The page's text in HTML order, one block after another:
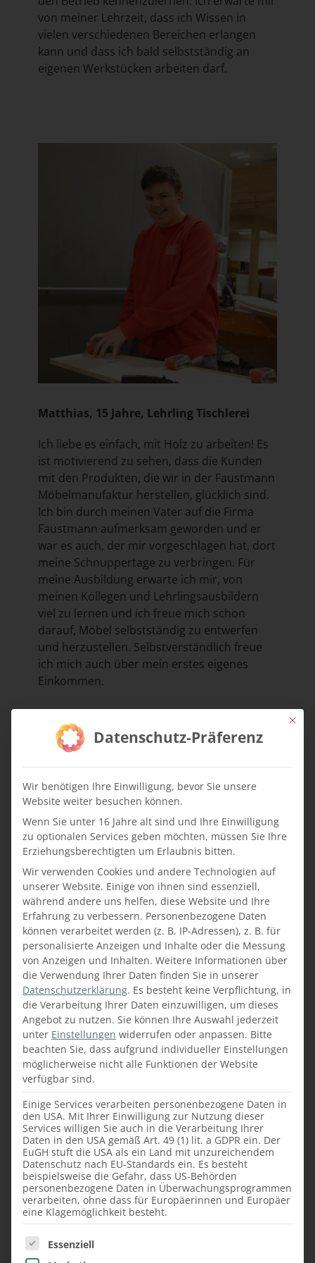
von meiner Lehrzeit, dass ich Wissen in
vielen verschiedenen Bereichen erlangen
kann und dass ich bald selbstständig an
eigenen Werkstücken arbeiten darf.
Matthias, 15 Jahre, Lehrling Tischlerei
Ich liebe es einfach, mit Holz zu arbeiten! Es
ist motivierend zu sehen, dass die Kunden
mit den Produkten, die wir in der Faustmann
Möbelmanufaktur herstellen, glücklich sind.
Ich bin durch meinen Vater auf die Firma
Faustmann aufmerksam geworden und er
war es auch, der mir vorgeschlagen hat, dort
meine Schnuppertage zu verbringen. Für
meine Ausbildung erwarte ich mir, von
meinen Kollegen und Lehrlingsausbildern
viel zu lernen und ich freue mich schon
darauf, Möbel selbstständig zu entwerfen
und herzustellen. Selbstverständlich freue
ich mich auch über mein erstes eigenes
Einkommen.
Fabio, 16 Jahre, Lehrling Tischlerei
Ich habe schon als Kind gerne mit Holz
gearbeitet und möchte alles über die
Verarbeitung von Holz wissen und lernen,
was und wie man mit Holz bauen kann. Auf
die Faustmann Möbelmanufaktur bin ich bei
einer Internetrecherche aufmerksam
geworden. Ich war gleich von der Größe der
Firma beeindruckt und nach den
Schnuppertagen war ich mich sicher, dass
ich die Lehre in der Tischlerei absolvieren
möchte.
Von meiner Lehrzeit erwarte ich, zu lernen,
was man alles mit Holz machen kann und
dass ich bald selbstständig an Werkstücken
Mit
Datenschutz-Präferenz
Wir benötigen Ihre Einwilligung, bevor Sie unsere
Website weiter besuchen können.
Wenn Sie unter 16 Jahre alt sind und Ihre Einwilligung
zu optionalen Services geben möchten, müssen Sie Ihre
Erziehungsberechtigten um Erlaubnis bitten.
Wir verwenden Cookies und andere Technologien auf
unserer Website. Einige von ihnen sind essenziell,
während andere uns helfen, diese Website und Ihre
Erfahrung zu verbessern. Personenbezogene Daten
können verarbeitet werden (z. B. IP-Adressen), z. B. für
personalisierte Anzeigen und Inhalte oder die Messung
von Anzeigen und Inhalten. Weitere Informationen über
die Verwendung Ihrer Daten finden Sie in unserer
Datenschutzerklärung. Es besteht keine Verpflichtung, in
die Verarbeitung Ihrer Daten einzuwilligen, um dieses
Angebot zu nutzen. Sie können Ihre Auswahl jederzeit
unter Einstellungen widerrufen oder anpassen. Bitte
beachten Sie, dass aufgrund individueller Einstellungen
möglicherweise nicht alle Funktionen der Website
verfügbar sind.
Einige Services verarbeiten personenbezogene Daten in
den USA. Mit Ihrer Einwilligung zur Nutzung dieser
Services willigen Sie auch in die Verarbeitung Ihrer
Daten in den USA gemäß Art. 49 (1) lit. a GDPR ein. Der
EuGH stuft die USA als ein Land mit unzureichendem
Datenschutz nach EU-Standards ein. Es besteht
beispielsweise die Gefahr, dass US-Behörden
personenbezogene Daten in Überwachungsprogrammen
verarbeiten, ohne dass für Europäerinnen und Europäer
eine Klagemöglichkeit besteht.
Es folgt eine Liste der Service-Gruppen, für die
Essenziell